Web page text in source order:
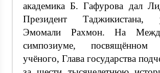
академика Б. Гафурова дал
Президент Таджикистана,
Эмомали Рахмон. На
симпозиуме, посвящённом
учёного, Глава государства